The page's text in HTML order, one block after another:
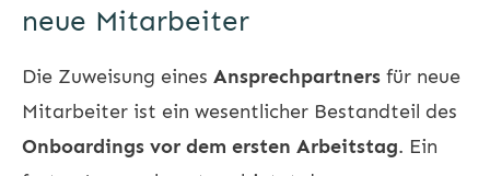
neue Mitarbeiter
Die Zuweisung eines Ansprechpartners für neue
Mitarbeiter ist ein wesentlicher Bestandteil des
Onboardings vor dem ersten Arbeitstag. Ein